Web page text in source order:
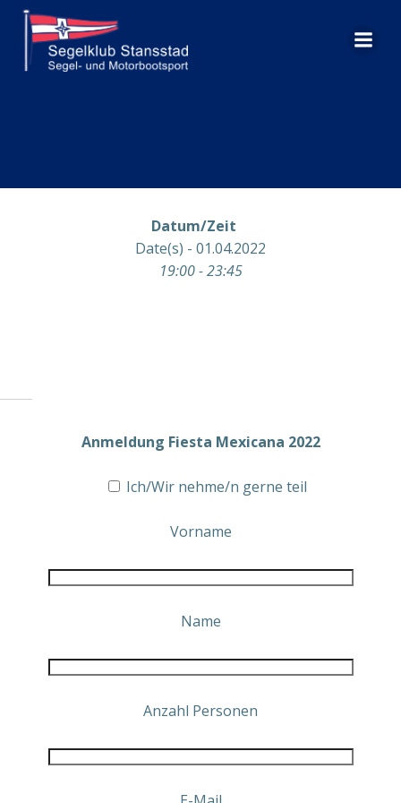
Datum/Zeit
Date(s) - 01.04.2022
19:00 - 23:45
Anmeldung Fiesta Mexicana 2022
Ich/Wir nehme/n gerne teil
Vorname
Name
Anzahl Personen